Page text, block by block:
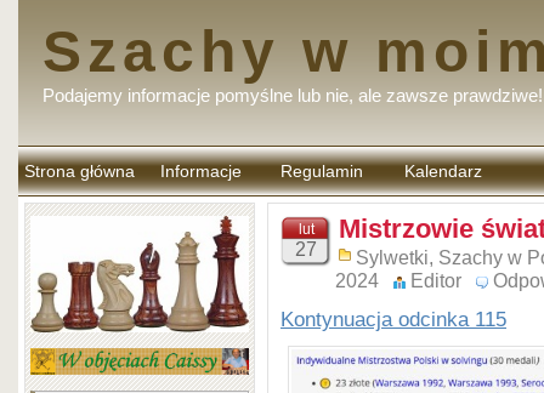
Szachy w
Podajemy informacje pomyślne lub nie, ale zawsze prawdziwe!
Strona główna Informacje Regulamin
komentarzy
Kalendarz
lut
27
Mistrzowie
Sylwetki, Szachy w
2024
Editor
Kontynuacja odcinka 115